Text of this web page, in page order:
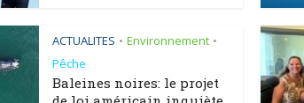
ACTUALITES • Environnement •
Pêche
Baleines noires: le projet